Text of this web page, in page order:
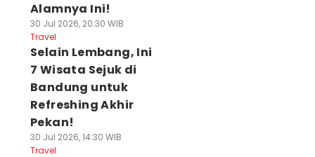
Alamnya Ini!
30 Jul 2026, 20:30 WIB
Travel
Selain Lembang, Ini
7 Wisata Sejuk di
Bandung untuk
Refreshing Akhir
Pekan!
30 Jul 2026, 14:30 WIB
Travel